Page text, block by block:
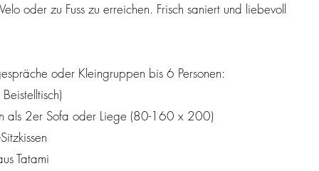
oder zu Fuss zu erreichen. Frisch saniert und liebevoll
oder Kleingruppen bis 6 Personen:
als 2er Sofa oder Liege (80-160 x 200)
Tatami